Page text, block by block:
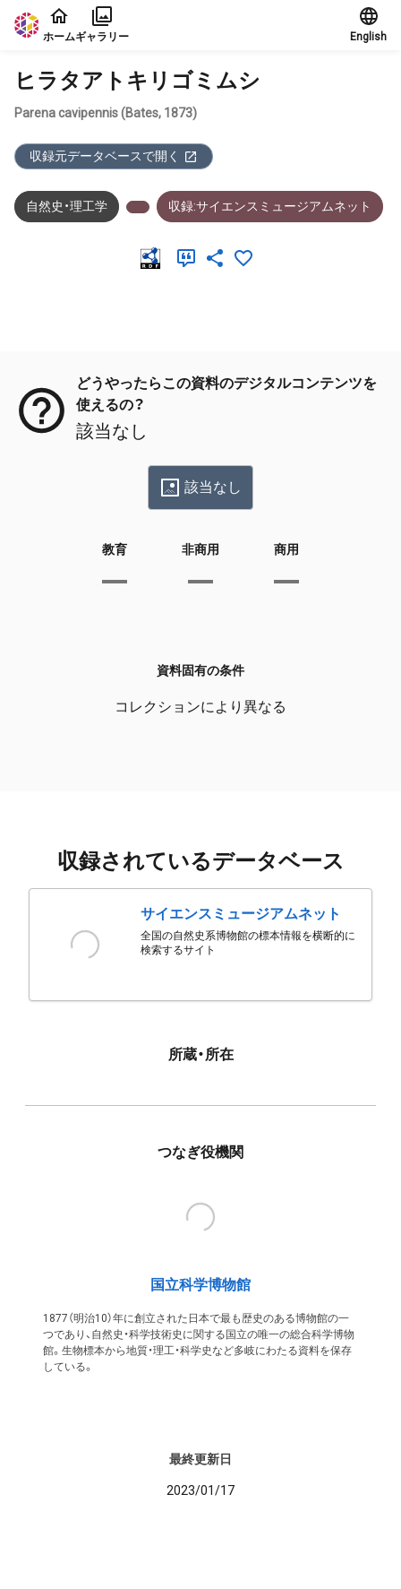
本文に飛ぶ
ホームギャラリー English
ヒラタアトキリゴミムシ
Parena cavipennis (Bates, 1873)
収録元データベースで開く
自然史・理工学 収録:サイエンスミュージアムネット
どうやったらこの資料のデジタルコンテンツを
使えるの？
該当なし
該当なし
教育 非商用 商用
資料固有の条件
コレクションにより異なる
収録されているデータベース
サイエンスミュージアムネット
全国の自然史系博物館の標本情報を横断的に
検索するサイト
所蔵・所在
つなぎ役機関
国立科学博物館
1877（明治10）年に創立された日本で最も歴史のある博物館の一
つであり、自然史・科学技術史に関する国立の唯一の総合科学博物
館。生物標本から地質・理工・科学史など多岐にわたる資料を保存
している。
最終更新日
2023/01/17